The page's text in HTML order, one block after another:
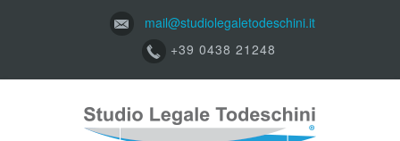
mail@studiolegaletodeschini.it
+39 0438 21248